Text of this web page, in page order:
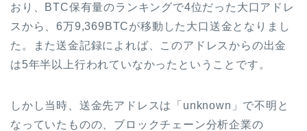
おり、BTC保有量のランキングで4位だった大口アドレ
スから、6万9,369BTCが移動した大口送金となりまし
た。また送金記録によれば、このアドレスからの出金
は5年半以上行われていなかったということです。
しかし当時、送金先アドレスは「unknown」で不明と
なっていたものの、ブロックチェーン分析企業の